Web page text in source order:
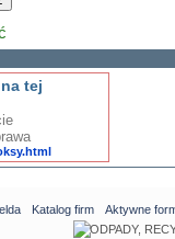
tej
Katalog firm Aktywne